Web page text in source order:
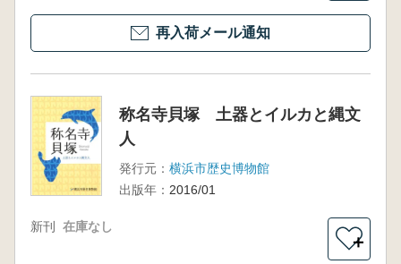
再入荷メール通知
称名寺貝塚 土器とイルカと縄文
人
発行元： 横浜市歴史博物館
出版年： 2016/01
新刊 在庫なし
＋